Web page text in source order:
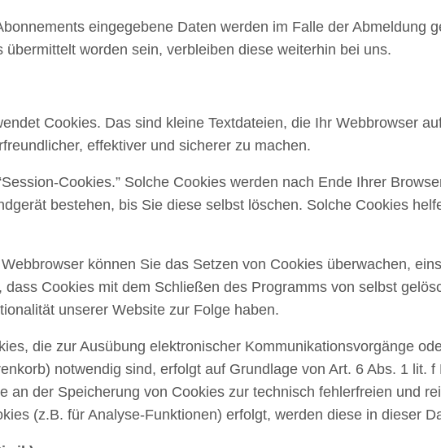
eingegebene Daten werden im Falle der Abmeldung
übermittelt worden sein, verbleiben diese weiterhin bei uns.
Cookies. Das sind kleine Textdateien, die Ihr Webbrowser
effektiver und sicherer zu machen.
Cookies.” Solche Cookies werden nach Ende Ihrer
bestehen, bis Sie diese selbst löschen. Solche Cookies
können Sie das Setzen von Cookies überwachen,
dass Cookies mit dem Schließen des Programms von selbst
unserer Website zur Folge haben.
die zur Ausübung elektronischer Kommunikationsvorgänge
notwendig sind, erfolgt auf Grundlage von Art. 6 Abs. 1 lit.
an der Speicherung von Cookies zur technisch fehlerfreien und
(z.B. für Analyse-Funktionen) erfolgt, werden diese in dieser